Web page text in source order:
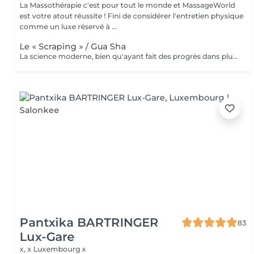
La Massothérapie c'est pour tout le monde et MassageWorld
est votre atout réussite ! Fini de considérer l'entretien physique
comme un luxe réservé à ...
Le « Scraping » / Gua Sha
La science moderne, bien qu'ayant fait des progrès dans plusieurs domaines: alimentaires, médical, psychologique... ne règle malheureusement pas encore tout ce dont l'être humain a besoin. C'est pour cette raison que nous nous tournons parfois vers le monde asiatique afin de dénicher certaines techniques ancestrales reconnues pour leurs bienfaits. L'une de ses tendances n'est autre que le massage « Gua Sha » popularisé par les célébrités et sportifs américains. Cette thérapie asiatique aide à soulager la douleur, nourrir la peau et même à faire une désintox totale de votre corps sans pour autant exploser votre budget. Le mot « Gua » signifie « gratter », le mot « Sha » quant à lui a plusieurs significations dépendant bien évidemment du contexte souhaité. Puisque c'est le coté médical qui nous intéresse, le mot « Sha » signifie déchets métaboliques pouvant dérégler le bon fonctionnement du flux sangin et énergétique, provoquant ainsi d'importantes douleurs. Nous pouvons donc traduire le terme « Gua Sha » par racler les toxines. Ce massage se fait à l'aide d'un outil aux bordures lisses. Loin d'être d'être un simple massage, le « Gua Sha » se rapproche d'avantage d'une désintoxication du corps par l'élimination des déchets et toxines, permettant ainsi la création de nouvelles cellules plus saines. Nous parlerons donc de régénération cellulaire. La plupart des scientifiques sont d'accords sur le fait que le Massage « Gua Sha » soulage les patients de façon rapide et effic
Pantxika BARTRINGER
Lux-Gare
83
x, x Luxembourg x